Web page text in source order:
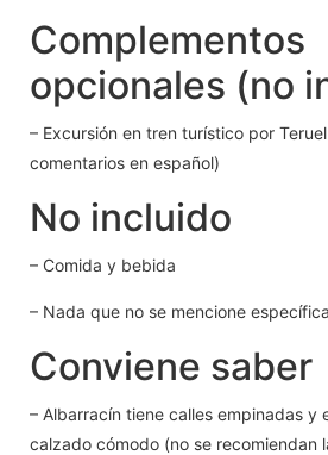
Complementos
opcionales (no
– Excursión en tren turístico por
comentarios en español)
No incluido
– Comida y bebida
– Nada que no se mencione
Conviene saber
– Albarracín tiene calles empinadas y
calzado cómodo (no se recomiendan